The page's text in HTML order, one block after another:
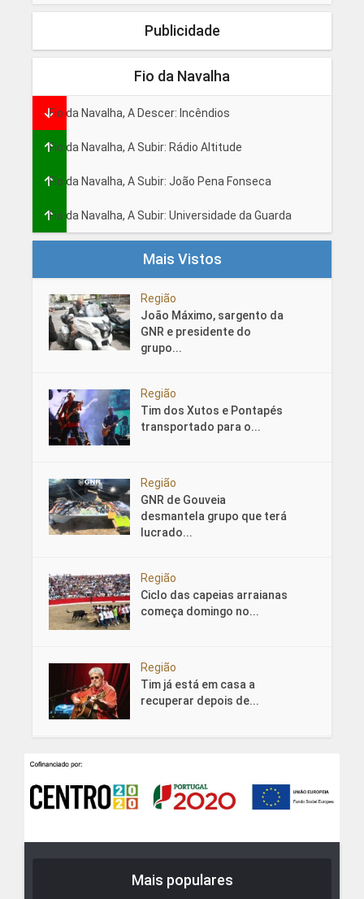
Publicidade
Fio da Navalha
Fio da Navalha, A Descer: Incêndios
Fio da Navalha, A Subir: Rádio Altitude
Fio da Navalha, A Subir: João Pena Fonseca
Fio da Navalha, A Subir: Universidade da Guarda
Mais Vistos
Região
João Máximo, sargento da
GNR e presidente do
grupo...
Região
Tim dos Xutos e Pontapés
transportado para o...
Região
GNR de Gouveia
desmantela grupo que terá
lucrado...
Região
Ciclo das capeias arraianas
começa domingo no...
Região
Tim já está em casa a
recuperar depois de...
Mais populares